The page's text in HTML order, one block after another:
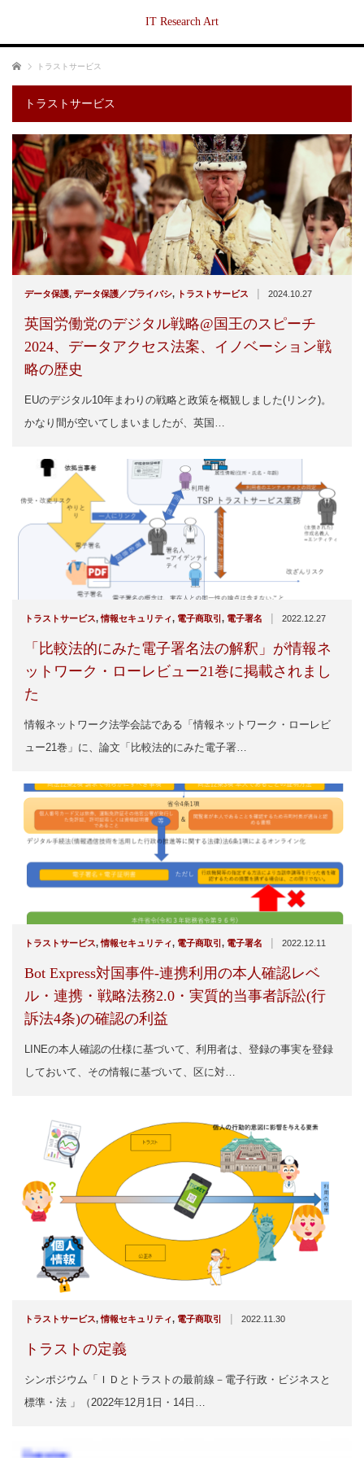
IT Research Art
ホーム トラストサービス
トラストサービス
データ保護, データ保護／プライバシ, トラストサービス | 2024.10.27
英国労働党のデジタル戦略@国王のスピーチ
2024、データアクセス法案、イノベーション戦
略の歴史
EUのデジタル10年まわりの戦略と政策を概観しました(リンク)。
かなり間が空いてしまいましたが、英国…
トラストサービス,情報セキュリティ, 電子商取引 , 電子署名 | 2022.12.27
「比較法的にみた電子署名法の解釈」が情報ネ
ットワーク・ローレビュー21巻に掲載されまし
た
情報ネットワーク法学会誌である「情報ネットワーク・ローレビ
ュー21巻」に、論文「比較法的にみた電子署…
トラストサービス,情報セキュリティ, 電子商取引 , 電子署名 | 2022.12.11
Bot Express対国事件-連携利用の本人確認レベ
ル・連携・戦略法務2.0・実質的当事者訴訟(行
訴法4条)の確認の利益
LINEの本人確認の仕様に基づいて、利用者は、登録の事実を登録
しておいて、その情報に基づいて、区に対…
トラストサービス,情報セキュリティ, 電子商取引 | 2022.11.30
トラストの定義
シンポジウム「ＩＤとトラストの最前線－電子行政・ビジネスと
標準・法 」（2022年12月1日・14日…